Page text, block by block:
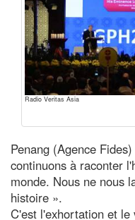
Radio Veritas Asia
Penang (Agence
continuons à raconter
monde. Nous ne nous
histoire ».
C'est l'exhortation et